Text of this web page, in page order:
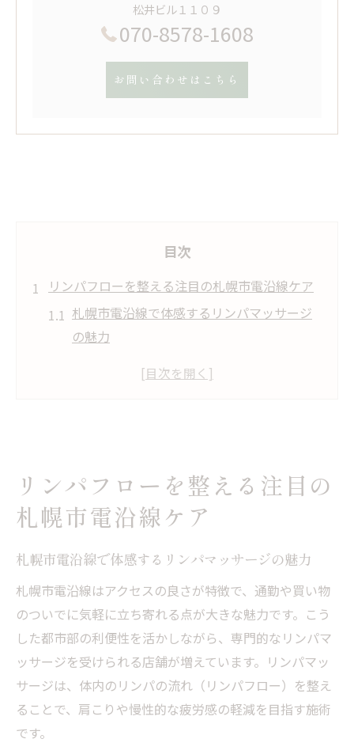
松井ビル１１０９
070-8578-1608
お問い合わせはこちら
目次
リンパフローを整える注目の札幌市電沿線ケア
札幌市電沿線で体感するリンパマッサージ
の魅力
リンパフローが整う札幌市電沿線の新しい
の選び方
リンパマッサージが叶える全身バランスの
肩こり改善へ導くリンパマッサージの体感効果
リンパマッサージで肩こりが軽くなる理由
を解説
リンパフロー施術がもたらす肩こり改善の
体感とは
肩こりや全身の重さに効くリンパケア体験
レポート
リンパフローを整える注目の
札幌市電沿線ケア
札幌市電沿線で体感するリンパマッサージの魅力
札幌市電沿線はアクセスの良さが特徴で、通勤や買い物
のついでに気軽に立ち寄れる点が大きな魅力です。こう
した都市部の利便性を活かしながら、専門的なリンパマ
ッサージを受けられる店舗が増えています。リンパマッ
サージは、体内のリンパの流れ（リンパフロー）を整え
ることで、肩こりや慢性的な疲労感の軽減を目指す施術
です。